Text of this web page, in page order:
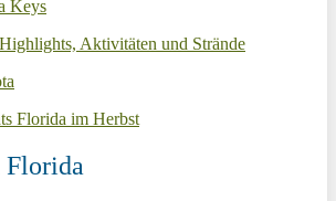
Aktivitäten und Strände
Florida im Herbst